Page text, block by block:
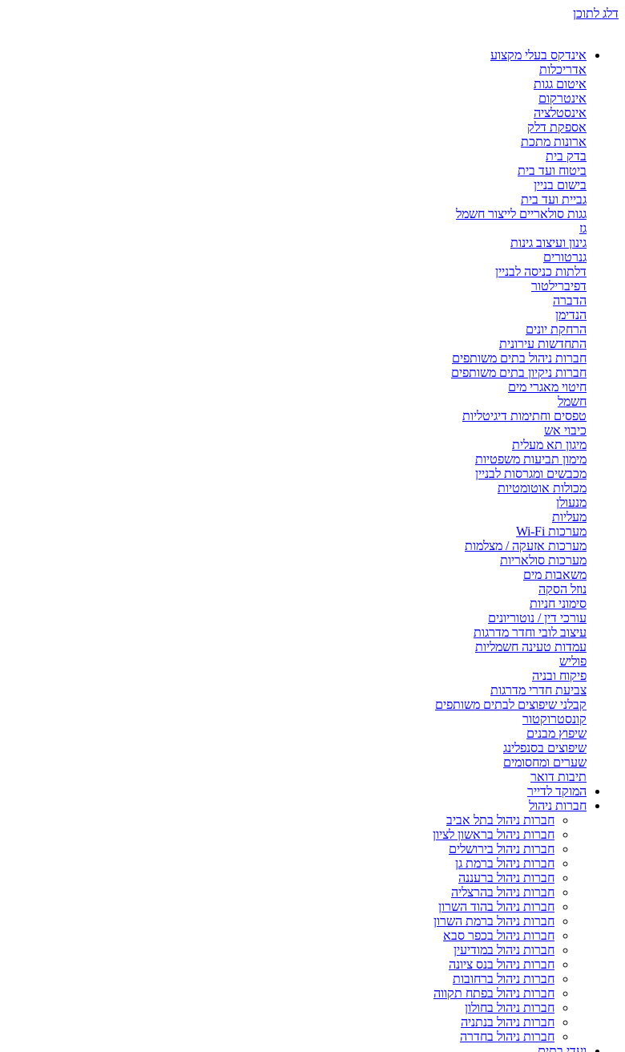
דלג לתוכן
אינדקס בעלי מקצוע
אדריכלות
איטום גגות
אינטרקום
אינסטלציה
אספקת דלק
ארונות מתכת
בדק בית
ביטוח ועד בית
בישום בניין
גביית ועד בית
גגות סולאריים לייצור חשמל
גז
גינון ועיצוב גינות
גנרטורים
דלתות כניסה לבניין
דפיברילטור
הדברה
הנדימן
הרחקת יונים
התחדשות עירונית
חברות ניהול בתים משותפים
חברות ניקיון בתים משותפים
חיטוי מאגרי מים
חשמל
טפסים וחתימות דיגיטליות
כיבוי אש
מיגון תא מעלית
מימון תביעות משפטיות
מכבשים ומגרסות לבניין
מכולות אוטומטיות
מנעולן
מעליות
מערכות Wi-Fi
מערכות אזעקה / מצלמות
מערכות סולאריות
משאבות מים
נוזל הסקה
סימוני חניות
עורכי דין / נוטוריונים
עיצוב לובי וחדר מדרגות
עמדות טעינה חשמליות
פוליש
פיקוח ובניה
צביעת חדרי מדרגות
קבלני שיפוצים לבתים משותפים
קונסטרוקטור
שיפוץ מבנים
שיפוצים בסנפלינג
שערים ומחסומים
תיבות דואר
המוקד לדייר
חברות ניהול
חברות ניהול בתל אביב
חברות ניהול בראשון לציון
חברות ניהול בירושלים
חברות ניהול ברמת גן
חברות ניהול ברעננה
חברות ניהול בהרצליה
חברות ניהול בהוד השרון
חברות ניהול ברמת השרון
חברות ניהול בכפר סבא
חברות ניהול במודיעין
חברות ניהול בנס ציונה
חברות ניהול ברחובות
חברות ניהול בפתח תקווה
חברות ניהול בחולון
חברות ניהול בנתניה
חברות ניהול בחדרה